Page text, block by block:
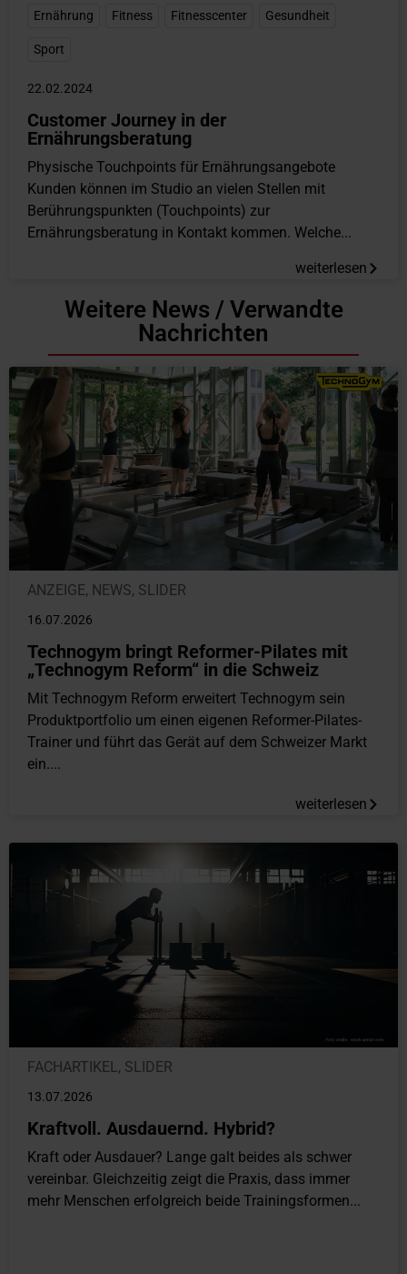
Ernährung Fitness Fitnesscenter Gesundheit
Sport
22.02.2024
Customer Journey in der
Ernährungsberatung
Physische Touchpoints für Ernährungsangebote
Kunden können im Studio an vielen Stellen mit
Berührungspunkten (Touchpoints) zur
Ernährungsberatung in Kontakt kommen. Welche...
weiterlesen
Weitere News / Verwandte
Nachrichten
ANZEIGE, NEWS, SLIDER
16.07.2026
Technogym bringt Reformer-Pilates mit
„Technogym Reform“ in die Schweiz
Mit Technogym Reform erweitert Technogym sein
Produktportfolio um einen eigenen Reformer-Pilates-
Trainer und führt das Gerät auf dem Schweizer Markt
ein....
weiterlesen
FACHARTIKEL, SLIDER
13.07.2026
Kraftvoll. Ausdauernd. Hybrid?
Kraft oder Ausdauer? Lange galt beides als schwer
vereinbar. Gleichzeitig zeigt die Praxis, dass immer
mehr Menschen erfolgreich beide Trainingsformen...